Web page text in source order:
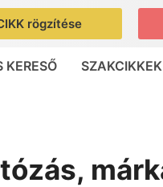
rögzítése
KERESŐ SZAKCIKKEK